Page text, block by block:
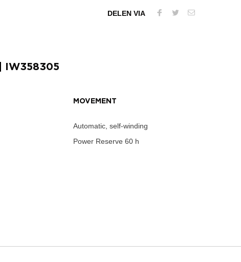
DELEN VIA
| IW358305
MOVEMENT
Automatic, self-winding
Power Reserve 60 h